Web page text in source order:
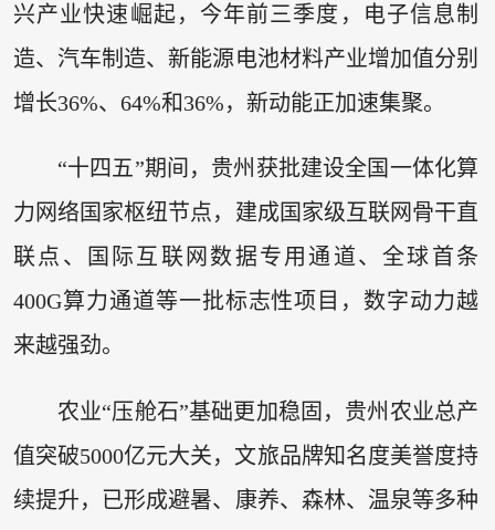
兴产业快速崛起，今年前三季度，电子信息制
造、汽车制造、新能源电池材料产业增加值分别
增长36%、64%和36%，新动能正加速集聚。
“十四五”期间，贵州获批建设全国一体化算
力网络国家枢纽节点，建成国家级互联网骨干直
联点、国际互联网数据专用通道、全球首条
400G算力通道等一批标志性项目，数字动力越
来越强劲。
农业“压舱石”基础更加稳固，贵州农业总产
值突破5000亿元大关，文旅品牌知名度美誉度持
续提升，已形成避暑、康养、森林、温泉等多种